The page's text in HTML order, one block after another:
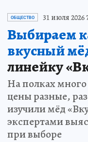
ОБЩЕСТВО 31 июля 2026
Выбираем
вкусный
линейку
На полках
цены разные,
изучили мёд
экспертами
при выборе